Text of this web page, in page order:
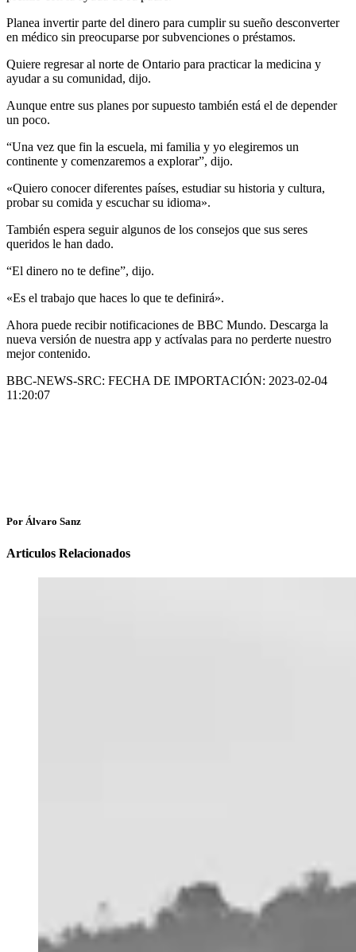
Planea invertir parte del dinero para cumplir su sueño desconverter
en médico sin preocuparse por subvenciones o préstamos.
Quiere regresar al norte de Ontario para practicar la medicina y
ayudar a su comunidad, dijo.
Aunque entre sus planes por supuesto también está el de depender
un poco.
“Una vez que fin la escuela, mi familia y yo elegiremos un
continente y comenzaremos a explorar”, dijo.
«Quiero conocer diferentes países, estudiar su historia y cultura,
probar su comida y escuchar su idioma».
También espera seguir algunos de los consejos que sus seres
queridos le han dado.
“El dinero no te define”, dijo.
«Es el trabajo que haces lo que te definirá».
Ahora puede recibir notificaciones de BBC Mundo. Descarga la
nueva versión de nuestra app y actívalas para no perderte nuestro
mejor contenido.
BBC-NEWS-SRC: FECHA DE IMPORTACIÓN: 2023-02-04
11:20:07
Por Álvaro Sanz
Articulos Relacionados